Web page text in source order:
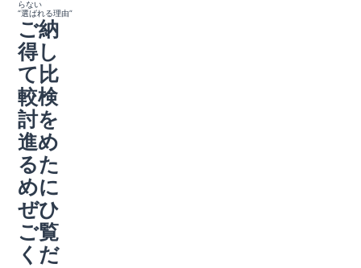
らない
“選ばれる理由”
ご納
得し
て比
較検
討を
進め
るた
めに
ぜひ
ご覧
くだ